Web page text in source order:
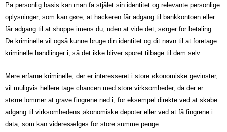
På personlig basis kan man få stjålet sin identitet og relevante personlige
oplysninger, som kan gøre, at hackeren får adgang til bankkontoen eller
får adgang til at shoppe imens du, uden at vide det, sørger for betaling.
De kriminelle vil også kunne bruge din identitet og dit navn til at foretage
kriminelle handlinger i, så det ikke bliver sporet tilbage til dem selv.
Mere erfarne kriminelle, der er interesseret i store økonomiske gevinster,
vil muligvis hellere tage chancen med store virksomheder, da der er
større lommer at grave fingrene ned i; for eksempel direkte ved at skabe
adgang til virksomhedens økonomiske depoter eller ved at få fingrene i
data, som kan videresælges for store summe penge.